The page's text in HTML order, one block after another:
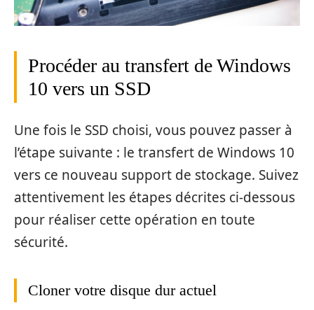
Procéder au transfert de Windows
10 vers un SSD
Une fois le SSD choisi, vous pouvez passer à
l’étape suivante : le transfert de Windows 10
vers ce nouveau support de stockage. Suivez
attentivement les étapes décrites ci-dessous
pour réaliser cette opération en toute
sécurité.
Cloner votre disque dur actuel